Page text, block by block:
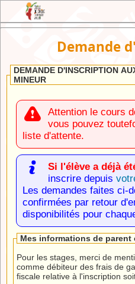
JEX : l'Extranet
Demande
DEMANDE D'INSCRIPTION
MINEUR
Attention le cours
vous pouvez
liste d'attente.
Si l'élève a déjà
inscrire depuis
Les demandes faites ci-
confirmées par retour
disponibilités pour
Mes informations de parent
Pour les stages, merci de
comme débiteur des frais de
fiscale relative à l'inscription